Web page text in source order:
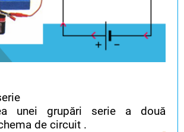
unei grupări serie a două
de circuit .